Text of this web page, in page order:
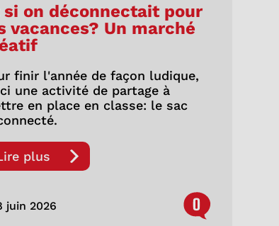
si on déconnectait pour
vacances? Un marché
finir l'année de façon ludique,
une activité de partage à
en place en classe: le sac
plus
juin 2026 0